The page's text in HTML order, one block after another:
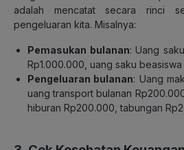
adalah mencatat secara rinci
pengeluaran kita. Misalnya:
Pemasukan bulanan: Uang
Rp1.000.000, uang saku
Pengeluaran bulanan: Uang
uang transport bulanan
hiburan Rp200.000, tabungan